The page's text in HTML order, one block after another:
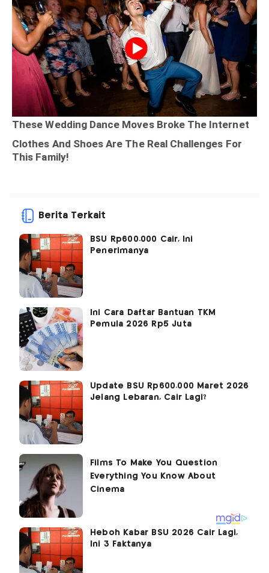
Berita Terkait
BSU Rp600.000 Cair, Ini
Penerimanya
Ini Cara Daftar Bantuan TKM
Pemula 2026 Rp5 Juta
Update BSU Rp600.000 Maret 2026
Jelang Lebaran, Cair Lagi?
Heboh Kabar BSU 2026 Cair Lagi,
Ini 3 Faktanya